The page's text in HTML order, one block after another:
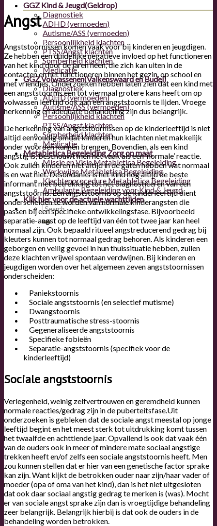
GGZ Kind & Jeugd(Geldrop)
Diagnostiek
ADHD (vermoeden)
Autisme/ASS (vermoeden)
Persoonlijkheid klachten
PTSS/Angst klachten
Somberheid klachten
Medicatie
GGZ Volwassenen(Valkenswaard en Budel)
Diagnostiek
ADHD (vermoeden)
Autisme/ASS (vermoeden)
Persoonlijkheid klachten
PTSS/Angst klachten
Somberheid klachten
Medicatie
Metabletica BegeleidingZorg op maat
Missie en Visie Metabletica Begeleiding
Werkwijze Metabletica Begeleiding
Klachtenprocedure Metabletica Begeleiding
Ambulante Begeleiding voor Kind & Jeugd
Klik hier voor deactuele wachttijden
Angst
Angststoornissen komen vaak voor bij kinderen en jeugdigen.
Ze hebben een duidelijke negatieve invloed op het functioneren
van het kind door de jaren heen, die zich kan uiten in de
contacten en het functioneren binnen het gezin, op school en
met vriendjes. Onderzoeken hebben laten zien dat een kind met
een angststoornis een tot viermaal grotere kans heeft om op
volwassen leeftijd ook aan een angststoornis te lijden. Vroege
herkenning en adequate behandeling zijn dus belangrijk.
De herkenning van angststoornissen op de kinderleeftijd is niet
altijd eenvoudig omdat kinderen hun klachten niet makkelijk
onder woorden kunnen brengen. Bovendien, als een kind
angstig is, beschouwt men het vaak als een ‘normale’ reactie.
Ook zullen kinderen niet altijd in de gaten hebben wat normaal
is en wat niet. Desondanks is het kind nog altijd de beste
informant met betrekking tot het diagnosticeren van een
angststoornis. Een angststoornis op de kinderleeftijd dient
onderscheiden te worden van normale kinderangsten die
passen bij een specifieke ontwikkelingsfase. Bijvoorbeeld
separatie-angst op de leeftijd van één tot twee jaar kan heel
normaal zijn. Ook bepaald ritueel angstreducerend gedrag bij
kleuters kunnen tot normaal gedrag behoren. Als kinderen een
geborgen en veilig gevoel in hun thuissituatie hebben, zullen
deze klachten vrijwel spontaan verdwijnen. Bij kinderen en
jeugdigen worden over het algemeen zeven angststoornissen
onderscheiden:
Paniekstoornis
Sociale angststoornis (en selectief mutisme)
Dwangstoornis
Posttraumatische stress-stoornis
Gegeneraliseerde angststoornis
Specifieke fobieën
Separatie-angststoornis (specifiek voor de
kinderleeftijd)
Sociale angststoornis
Verlegenheid, weinig zelfvertrouwen en geremdheid kunnen
normale reacties/gedrag zijn in de puberteitsfase.Uit
onderzoeken is gebleken dat de sociale angst meestal op jonge
leeftijd begint en het meest sterk tot uitdrukking komt tussen
het twaalfde en achttiende jaar. Opvallend is ook dat vaak één
van de ouders ook in meer of mindere mate sociaal angstige
trekken heeft en/of zelfs een sociale angststoornis heeft. Men
zou kunnen stellen dat er hier van een genetische factor sprake
kan zijn. Want kijkt de betrokken ouder naar zijn/haar vader of
moeder (opa of oma van het kind), dan is het niet uitgesloten
dat ook daar sociaal angstig gedrag te merken is (was). Mocht
er van sociale angst sprake zijn dan is vroegtijdige behandeling
zeer belangrijk. Belangrijk hierbij is dat ook de ouders in de
behandeling worden betrokken.